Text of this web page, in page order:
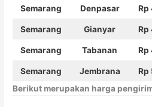
Semarang Denpasar Rp
Semarang Gianyar Rp
Semarang Tabanan Rp
Semarang Jembrana Rp
Berikut merupakan harga